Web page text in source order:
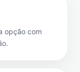
opção com